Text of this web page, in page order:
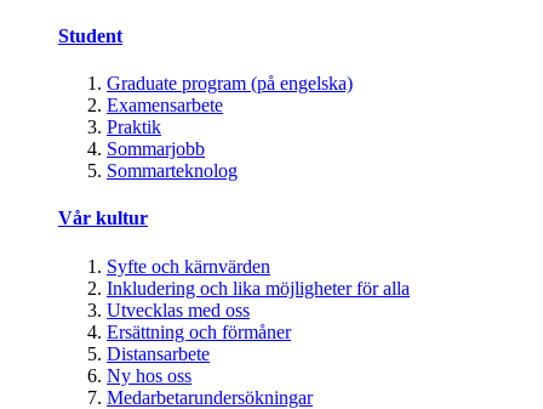
Student
Graduate program (på engelska)
Examensarbete
Praktik
Sommarjobb
Sommarteknolog
Vår kultur
Syfte och kärnvärden
Inkludering och lika möjligheter för alla
Utvecklas med oss
Ersättning och förmåner
Distansarbete
Ny hos oss
Medarbetarundersökningar